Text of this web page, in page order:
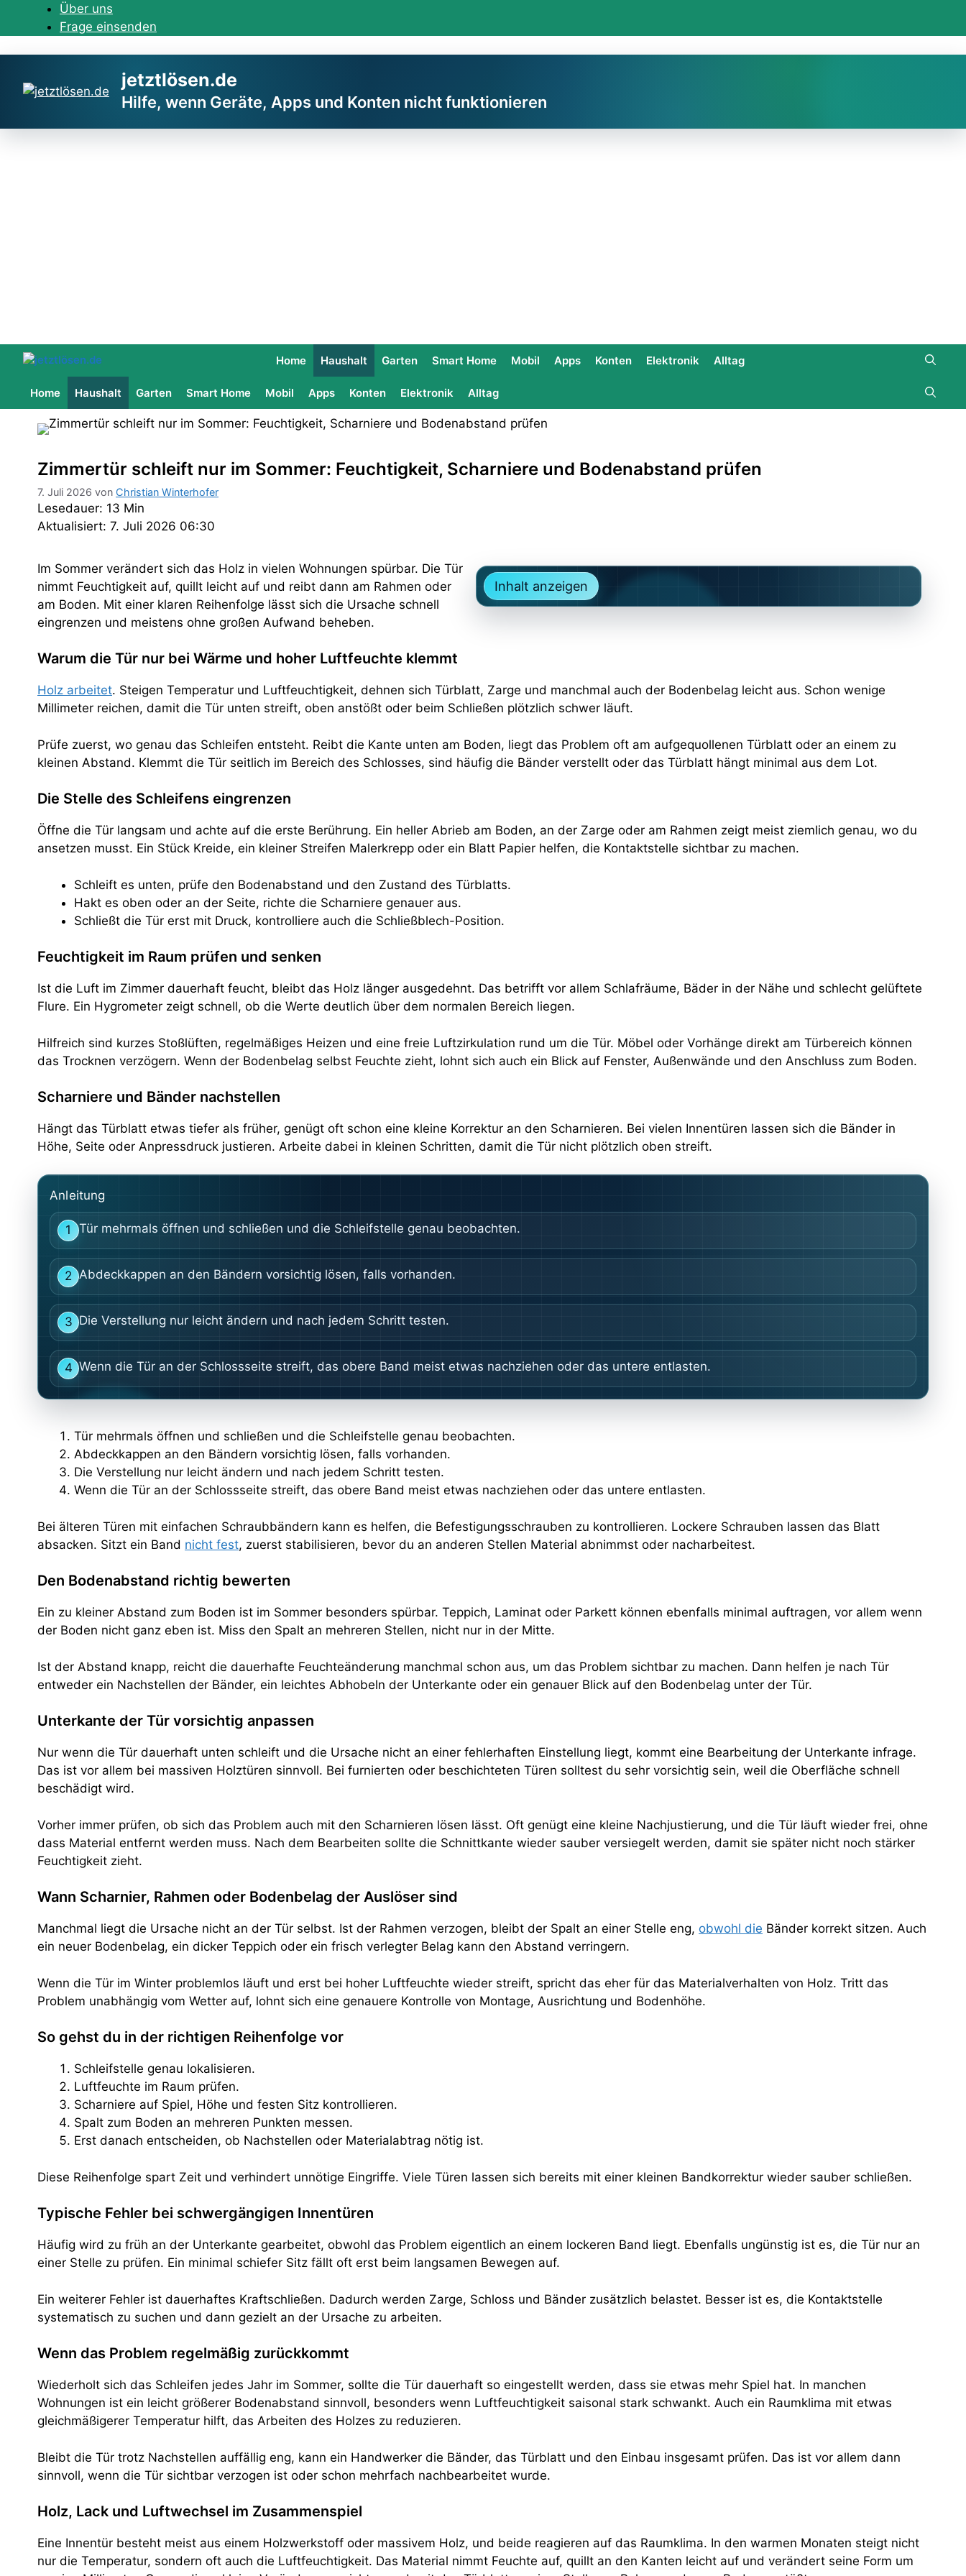
Über uns
Frage einsenden
jetztlösen.de
Hilfe, wenn Geräte, Apps und Konten nicht funktionieren
Home Haushalt Garten Smart Home Mobil Apps Konten Elektronik Alltag
Home Haushalt Garten Smart Home Mobil Apps Konten Elektronik Alltag
Zimmertür schleift nur im Sommer: Feuchtigkeit, Scharniere und Bodenabstand prüfen
7. Juli 2026 von Christian Winterhofer
Lesedauer: 13 Min
Aktualisiert: 7. Juli 2026 06:30
Inhalt anzeigen
Im Sommer verändert sich das Holz in vielen Wohnungen spürbar. Die Tür
nimmt Feuchtigkeit auf, quillt leicht auf und reibt dann am Rahmen oder
am Boden. Mit einer klaren Reihenfolge lässt sich die Ursache schnell
eingrenzen und meistens ohne großen Aufwand beheben.
Warum die Tür nur bei Wärme und hoher Luftfeuchte klemmt
Holz arbeitet. Steigen Temperatur und Luftfeuchtigkeit, dehnen sich Türblatt, Zarge und manchmal auch der Bodenbelag leicht aus. Schon wenige
Millimeter reichen, damit die Tür unten streift, oben anstößt oder beim Schließen plötzlich schwer läuft.
Prüfe zuerst, wo genau das Schleifen entsteht. Reibt die Kante unten am Boden, liegt das Problem oft am aufgequollenen Türblatt oder an einem zu
kleinen Abstand. Klemmt die Tür seitlich im Bereich des Schlosses, sind häufig die Bänder verstellt oder das Türblatt hängt minimal aus dem Lot.
Die Stelle des Schleifens eingrenzen
Öffne die Tür langsam und achte auf die erste Berührung. Ein heller Abrieb am Boden, an der Zarge oder am Rahmen zeigt meist ziemlich genau, wo du
ansetzen musst. Ein Stück Kreide, ein kleiner Streifen Malerkrepp oder ein Blatt Papier helfen, die Kontaktstelle sichtbar zu machen.
Schleift es unten, prüfe den Bodenabstand und den Zustand des Türblatts.
Hakt es oben oder an der Seite, richte die Scharniere genauer aus.
Schließt die Tür erst mit Druck, kontrolliere auch die Schließblech-Position.
Feuchtigkeit im Raum prüfen und senken
Ist die Luft im Zimmer dauerhaft feucht, bleibt das Holz länger ausgedehnt. Das betrifft vor allem Schlafräume, Bäder in der Nähe und schlecht gelüftete
Flure. Ein Hygrometer zeigt schnell, ob die Werte deutlich über dem normalen Bereich liegen.
Hilfreich sind kurzes Stoßlüften, regelmäßiges Heizen und eine freie Luftzirkulation rund um die Tür. Möbel oder Vorhänge direkt am Türbereich können
das Trocknen verzögern. Wenn der Bodenbelag selbst Feuchte zieht, lohnt sich auch ein Blick auf Fenster, Außenwände und den Anschluss zum Boden.
Scharniere und Bänder nachstellen
Hängt das Türblatt etwas tiefer als früher, genügt oft schon eine kleine Korrektur an den Scharnieren. Bei vielen Innentüren lassen sich die Bänder in
Höhe, Seite oder Anpressdruck justieren. Arbeite dabei in kleinen Schritten, damit die Tür nicht plötzlich oben streift.
Anleitung
1 Tür mehrmals öffnen und schließen und die Schleifstelle genau beobachten.
2 Abdeckkappen an den Bändern vorsichtig lösen, falls vorhanden.
3 Die Verstellung nur leicht ändern und nach jedem Schritt testen.
4 Wenn die Tür an der Schlossseite streift, das obere Band meist etwas nachziehen oder das untere entlasten.
Tür mehrmals öffnen und schließen und die Schleifstelle genau beobachten.
Abdeckkappen an den Bändern vorsichtig lösen, falls vorhanden.
Die Verstellung nur leicht ändern und nach jedem Schritt testen.
Wenn die Tür an der Schlossseite streift, das obere Band meist etwas nachziehen oder das untere entlasten.
Bei älteren Türen mit einfachen Schraubbändern kann es helfen, die Befestigungsschrauben zu kontrollieren. Lockere Schrauben lassen das Blatt
absacken. Sitzt ein Band nicht fest, zuerst stabilisieren, bevor du an anderen Stellen Material abnimmst oder nacharbeitest.
Den Bodenabstand richtig bewerten
Ein zu kleiner Abstand zum Boden ist im Sommer besonders spürbar. Teppich, Laminat oder Parkett können ebenfalls minimal auftragen, vor allem wenn
der Boden nicht ganz eben ist. Miss den Spalt an mehreren Stellen, nicht nur in der Mitte.
Ist der Abstand knapp, reicht die dauerhafte Feuchteänderung manchmal schon aus, um das Problem sichtbar zu machen. Dann helfen je nach Tür
entweder ein Nachstellen der Bänder, ein leichtes Abhobeln der Unterkante oder ein genauer Blick auf den Bodenbelag unter der Tür.
Unterkante der Tür vorsichtig anpassen
Nur wenn die Tür dauerhaft unten schleift und die Ursache nicht an einer fehlerhaften Einstellung liegt, kommt eine Bearbeitung der Unterkante infrage.
Das ist vor allem bei massiven Holztüren sinnvoll. Bei furnierten oder beschichteten Türen solltest du sehr vorsichtig sein, weil die Oberfläche schnell
beschädigt wird.
Vorher immer prüfen, ob sich das Problem auch mit den Scharnieren lösen lässt. Oft genügt eine kleine Nachjustierung, und die Tür läuft wieder frei, ohne
dass Material entfernt werden muss. Nach dem Bearbeiten sollte die Schnittkante wieder sauber versiegelt werden, damit sie später nicht noch stärker
Feuchtigkeit zieht.
Wann Scharnier, Rahmen oder Bodenbelag der Auslöser sind
Manchmal liegt die Ursache nicht an der Tür selbst. Ist der Rahmen verzogen, bleibt der Spalt an einer Stelle eng, obwohl die Bänder korrekt sitzen. Auch
ein neuer Bodenbelag, ein dicker Teppich oder ein frisch verlegter Belag kann den Abstand verringern.
Wenn die Tür im Winter problemlos läuft und erst bei hoher Luftfeuchte wieder streift, spricht das eher für das Materialverhalten von Holz. Tritt das
Problem unabhängig vom Wetter auf, lohnt sich eine genauere Kontrolle von Montage, Ausrichtung und Bodenhöhe.
So gehst du in der richtigen Reihenfolge vor
Schleifstelle genau lokalisieren.
Luftfeuchte im Raum prüfen.
Scharniere auf Spiel, Höhe und festen Sitz kontrollieren.
Spalt zum Boden an mehreren Punkten messen.
Erst danach entscheiden, ob Nachstellen oder Materialabtrag nötig ist.
Diese Reihenfolge spart Zeit und verhindert unnötige Eingriffe. Viele Türen lassen sich bereits mit einer kleinen Bandkorrektur wieder sauber schließen.
Typische Fehler bei schwergängigen Innentüren
Häufig wird zu früh an der Unterkante gearbeitet, obwohl das Problem eigentlich an einem lockeren Band liegt. Ebenfalls ungünstig ist es, die Tür nur an
einer Stelle zu prüfen. Ein minimal schiefer Sitz fällt oft erst beim langsamen Bewegen auf.
Ein weiterer Fehler ist dauerhaftes Kraftschließen. Dadurch werden Zarge, Schloss und Bänder zusätzlich belastet. Besser ist es, die Kontaktstelle
systematisch zu suchen und dann gezielt an der Ursache zu arbeiten.
Wenn das Problem regelmäßig zurückkommt
Wiederholt sich das Schleifen jedes Jahr im Sommer, sollte die Tür dauerhaft so eingestellt werden, dass sie etwas mehr Spiel hat. In manchen
Wohnungen ist ein leicht größerer Bodenabstand sinnvoll, besonders wenn Luftfeuchtigkeit saisonal stark schwankt. Auch ein Raumklima mit etwas
gleichmäßigerer Temperatur hilft, das Arbeiten des Holzes zu reduzieren.
Bleibt die Tür trotz Nachstellen auffällig eng, kann ein Handwerker die Bänder, das Türblatt und den Einbau insgesamt prüfen. Das ist vor allem dann
sinnvoll, wenn die Tür sichtbar verzogen ist oder schon mehrfach nachbearbeitet wurde.
Holz, Lack und Luftwechsel im Zusammenspiel
Eine Innentür besteht meist aus einem Holzwerkstoff oder massivem Holz, und beide reagieren auf das Raumklima. In den warmen Monaten steigt nicht
nur die Temperatur, sondern oft auch die Luftfeuchtigkeit. Das Material nimmt Feuchte auf, quillt an den Kanten leicht auf und verändert seine Form um